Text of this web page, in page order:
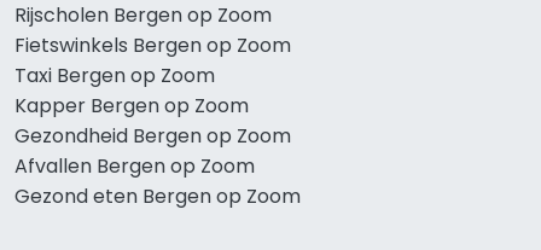
Rijscholen Bergen op Zoom
Fietswinkels Bergen op Zoom
Taxi Bergen op Zoom
Kapper Bergen op Zoom
Gezondheid Bergen op Zoom
Afvallen Bergen op Zoom
Gezond eten Bergen op Zoom